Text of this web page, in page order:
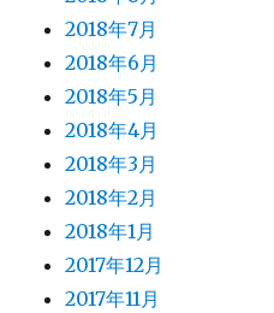
2018年7月
2018年6月
2018年5月
2018年4月
2018年3月
2018年2月
2018年1月
2017年12月
2017年11月